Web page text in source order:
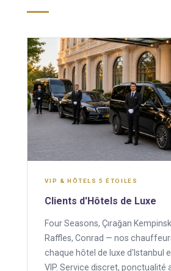
VIP & HÔTELS 5 ÉTOILES
Clients d'Hôtels de Luxe
Four Seasons, Çırağan
Raffles, Conrad — nos
chaque hôtel de luxe d'Istanbul
VIP. Service discret, ponctualité